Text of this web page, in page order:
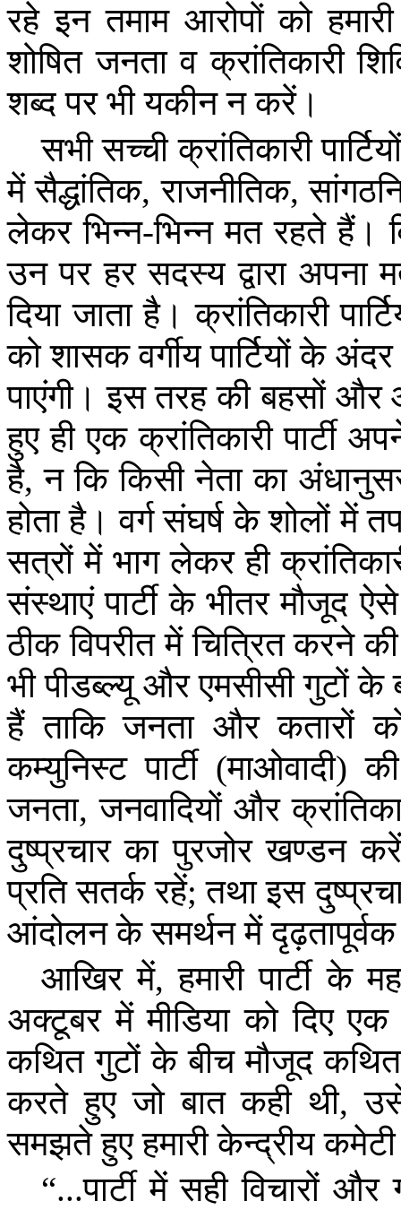
रहे इन तमाम आरोपों को हमारी
शोषित जनता व क्रांतिकारी
शब्द पर भी यकीन न करें।
सभी सच्ची क्रांतिकारी
में सैद्धांतिक,राजनीतिक,
लेकर भिन्न-भिन्न मत रहते हैं।
उन पर हर सदस्य द्वारा अपना
दिया जाता है। क्रांतिकारी
को शासक वर्गीय पार्टियों के अंदर
पाएंगी। इस तरह की बहसों और
हुए ही एक क्रांतिकारी पार्टी
है,न कि किसी नेता का
होता है। वर्ग संघर्ष के शोलों में
सत्रों में भाग लेकर ही
संस्थाएं पार्टी के भीतर मौजूद ऐसे
ठीक विपरीत में चित्रित करने की
भी पीडब्ल्यू और एमसीसी गुटों के
हैं ताकि जनता और कतारों
कम्युनिस्ट पार्टी(माओवादी)की
जनता,जनवादियों और
दुष्प्रचार का पुरजोर खण्डन करें
प्रति सतर्क रहें;तथा इस
आंदोलन के समर्थन में दृढ़तापूर्वक
आखिर में,हमारी पार्टी के
अक्टूबर में मीडिया को दिए एक
कथित गुटों के बीच मौजूद कथित
करते हुए जो बात कही थी,
समझते हुए हमारी केन्द्रीय कमेटी
“...पार्टी में सही विचारों और